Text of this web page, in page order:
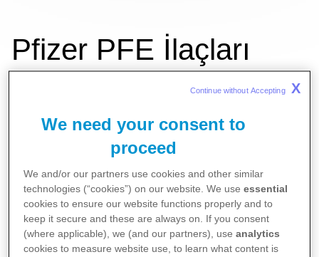
Pfizer PFE İlaçları
Anonim Şirketi – Bilgi
Toplumu Hizmetleri
We need your consent to
proceed
We and/or our partners use cookies and other similar
technologies (“cookies”) on our website. We useessential
cookies to ensure our website functions properly and to
keep it secure and these are always on. If you consent
(where applicable), we (and our partners), useanalytics
cookies to measure website use, to learn what content is
Continue without Accepting X